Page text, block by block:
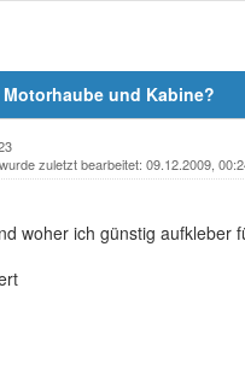
und Kabine?
zuletzt bearbeitet: 09.12.2009,
woher ich günstig aufkleber